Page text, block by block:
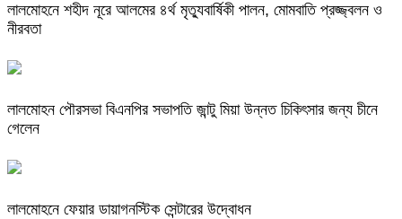
লালমোহনে শহীদ নূরে আলমের ৪র্থ মৃত্যুবার্ষিকী পালন, মোমবাতি প্রজ্জ্বলন ও
নীরবতা
লালমোহন পৌরসভা বিএনপির সভাপতি জান্টু মিয়া উন্নত চিকিৎসার জন্য চীনে
গেলেন
লালমোহনে ফেয়ার ডায়াগনস্টিক সেন্টারের উদ্বোধন